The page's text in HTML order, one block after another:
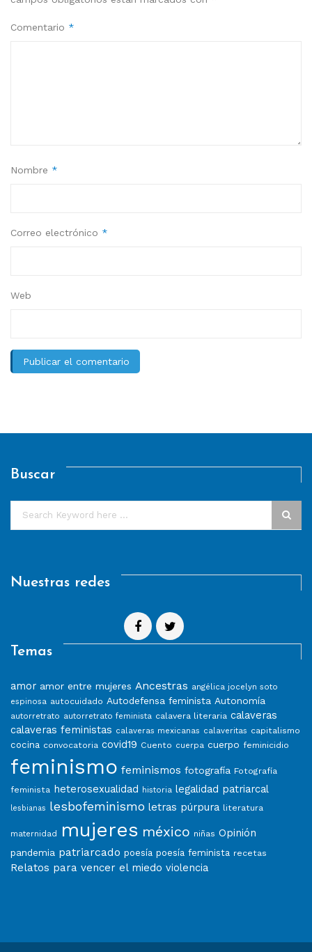
Comentario *
Nombre *
Correo electrónico *
Web
Buscar
Nuestras redes
Temas
amor amor entre mujeres Ancestras angélica jocelyn soto
espinosa autocuidado Autodefensa feminista Autonomía
autorretrato autorretrato feminista calavera literaria calaveras
calaveras feministas calaveras mexicanas calaveritas capitalismo
cocina convocatoria covid19 Cuento cuerpa cuerpo feminicidio
feminismo feminismos fotografía Fotografía
feminista heterosexualidad historia legalidad patriarcal
lesbianas lesbofeminismo letras púrpura literatura
maternidad mujeres méxico niñas Opinión
pandemia patriarcado poesía poesía feminista recetas
Relatos para vencer el miedo violencia